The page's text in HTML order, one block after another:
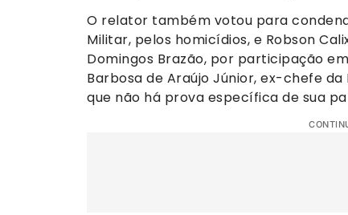
O relator também votou para
Militar, pelos homicídios, e Robson
Domingos Brazão, por participação
Barbosa de Araújo Júnior, ex-chefe
que não há prova específica de sua